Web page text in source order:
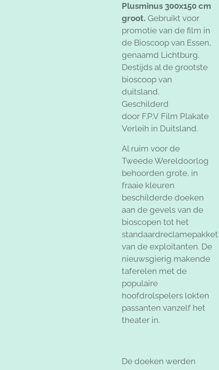
Plusminus 300x150 cm
groot. Gebruikt voor
promotie van de film in
de Bioscoop van Essen,
genaamd Lichtburg.
Destijds al de grootste
bioscoop van
duitsland.
Geschilderd
door F.P.V Film Plakate
Verleih in Duitsland.
Al ruim voor de
Tweede Wereldoorlog
behoorden grote, in
fraaie kleuren
beschilderde doeken
aan de gevels van de
bioscopen tot het
standaardreclamepakket
van de exploitanten. De
nieuwsgierig makende
taferelen met de
populaire
hoofdrolspelers lokten
passanten vanzelf het
theater in.
De doeken werden